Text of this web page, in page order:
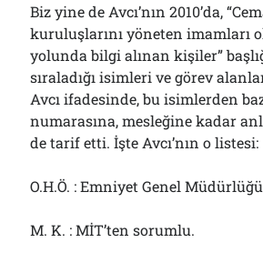
Biz yine de Avcı’nın 2010’da,
kuruluşlarını yöneten imamları
yolunda bilgi alınan kişiler”
sıraladığı isimleri ve görev
Avcı ifadesinde, bu isimlerden
numarasına, mesleğine kadar
de tarif etti. İşte Avcı’nın o listesi:
O.H.Ö. : Emniyet Genel
M. K. : MİT’ten sorumlu.